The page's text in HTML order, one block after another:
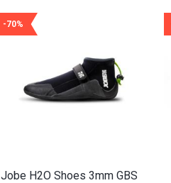
-70%
Jobe H2O Shoes 3mm GBS